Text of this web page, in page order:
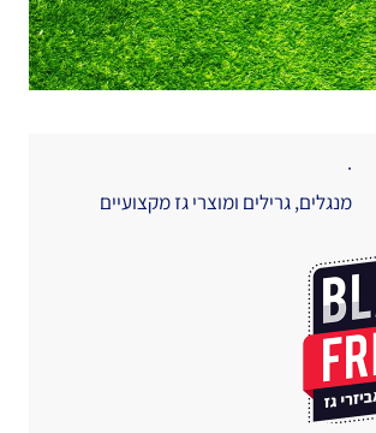
.
מנגלים, גרילים ומוצרי גז מקצועיים